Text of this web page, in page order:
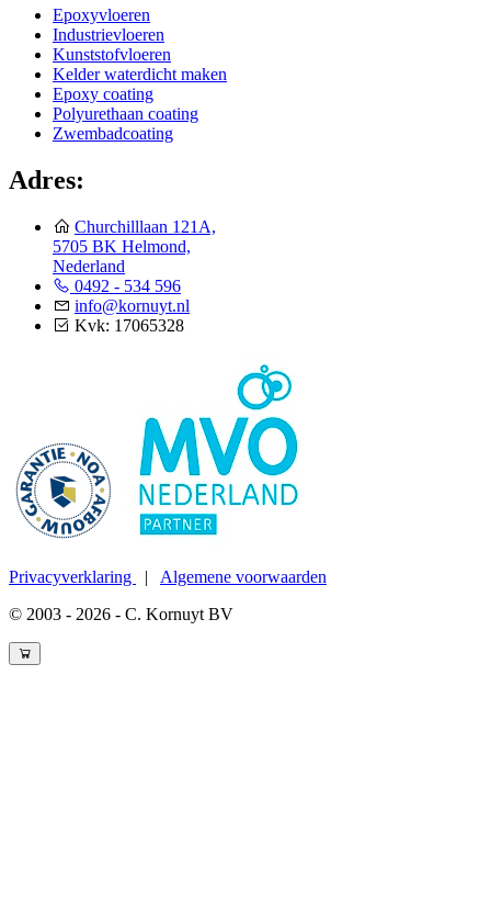
Epoxyvloeren
Industrievloeren
Kunststofvloeren
Kelder waterdicht maken
Epoxy coating
Polyurethaan coating
Zwembadcoating
Adres:
Churchilllaan 121A,
5705 BK Helmond,
Nederland
0492 - 534 596
info@kornuyt.nl
Kvk: 17065328
Privacyverklaring | Algemene voorwaarden
© 2003 - 2026 - C. Kornuyt BV